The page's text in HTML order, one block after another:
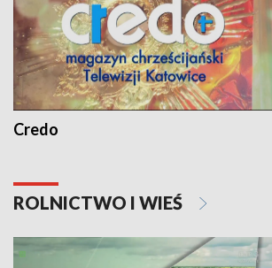
Credo
ROLNICTWO I WIEŚ